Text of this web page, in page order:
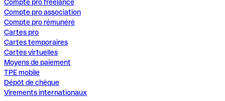
Compte pro freelance
Compte pro association
Compte pro rémunéré
Cartes pro
Cartes temporaires
Cartes virtuelles
Moyens de paiement
TPE mobile
Dépôt de chèque
Virements internationaux